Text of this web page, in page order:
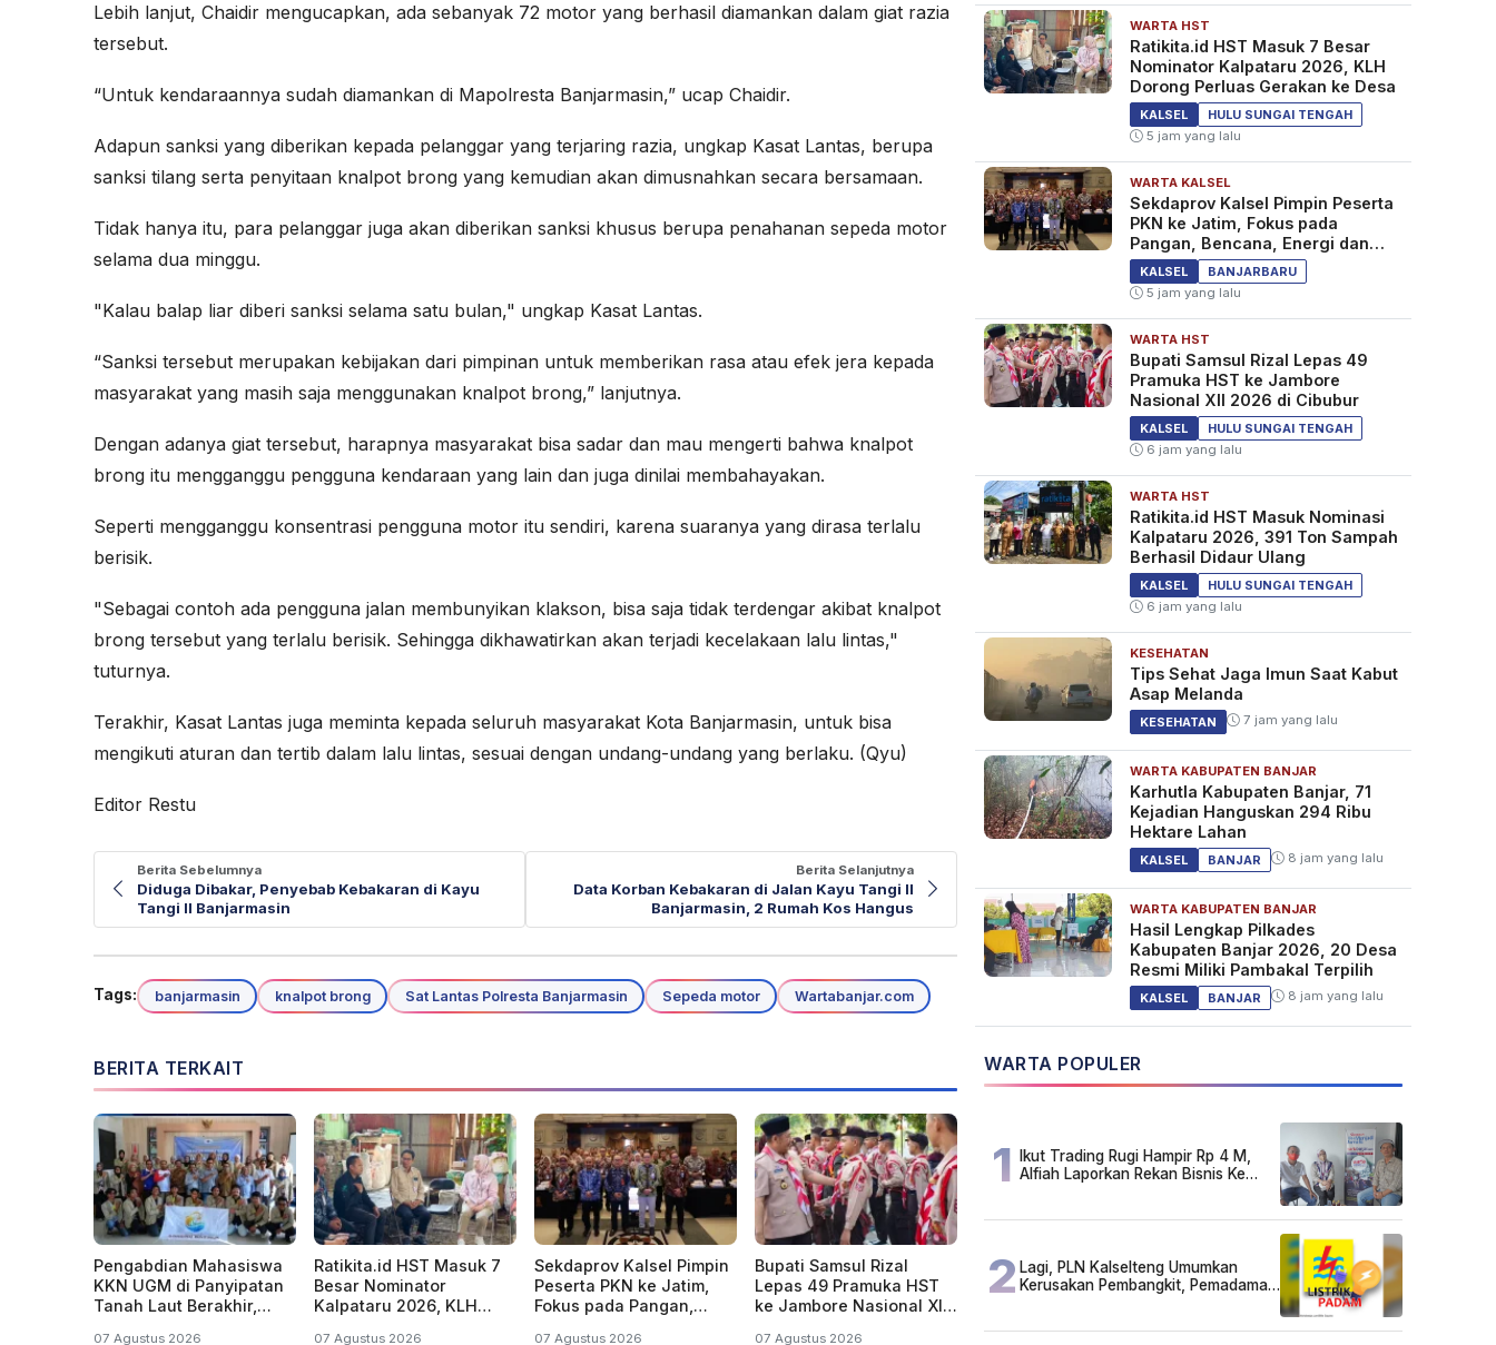
Lebih lanjut, Chaidir mengucapkan, ada sebanyak 72 motor yang berhasil diamankan dalam giat razia
tersebut.
“Untuk kendaraannya sudah diamankan di Mapolresta Banjarmasin,” ucap Chaidir.
Adapun sanksi yang diberikan kepada pelanggar yang terjaring razia, ungkap Kasat Lantas, berupa
sanksi tilang serta penyitaan knalpot brong yang kemudian akan dimusnahkan secara bersamaan.
Tidak hanya itu, para pelanggar juga akan diberikan sanksi khusus berupa penahanan sepeda motor
selama dua minggu.
"Kalau balap liar diberi sanksi selama satu bulan," ungkap Kasat Lantas.
“Sanksi tersebut merupakan kebijakan dari pimpinan untuk memberikan rasa atau efek jera kepada
masyarakat yang masih saja menggunakan knalpot brong,” lanjutnya.
Dengan adanya giat tersebut, harapnya masyarakat bisa sadar dan mau mengerti bahwa knalpot
brong itu mengganggu pengguna kendaraan yang lain dan juga dinilai membahayakan.
Seperti mengganggu konsentrasi pengguna motor itu sendiri, karena suaranya yang dirasa terlalu
berisik.
"Sebagai contoh ada pengguna jalan membunyikan klakson, bisa saja tidak terdengar akibat knalpot
brong tersebut yang terlalu berisik. Sehingga dikhawatirkan akan terjadi kecelakaan lalu lintas,"
tuturnya.
Terakhir, Kasat Lantas juga meminta kepada seluruh masyarakat Kota Banjarmasin, untuk bisa
mengikuti aturan dan tertib dalam lalu lintas, sesuai dengan undang-undang yang berlaku. (Qyu)
Editor Restu
Berita Sebelumnya
Diduga Dibakar, Penyebab Kebakaran di Kayu
Tangi II Banjarmasin
Berita Selanjutnya
Data Korban Kebakaran di Jalan Kayu Tangi II
Banjarmasin, 2 Rumah Kos Hangus
Tags: banjarmasin knalpot brong Sat Lantas Polresta Banjarmasin Sepeda motor Wartabanjar.com
BERITA TERKAIT
Pengabdian Mahasiswa
KKN UGM di Panyipatan
Tanah Laut Berakhir,
07 Agustus 2026
Ratikita.id HST Masuk 7
Besar Nominator
Kalpataru 2026, KLH
07 Agustus 2026
Sekdaprov Kalsel Pimpin
Peserta PKN ke Jatim,
Fokus pada Pangan,
07 Agustus 2026
Bupati Samsul Rizal
Lepas 49 Pramuka HST
ke Jambore Nasional XII
07 Agustus 2026
WARTA HST
Ratikita.id HST Masuk 7 Besar
Nominator Kalpataru 2026, KLH
Dorong Perluas Gerakan ke Desa
KALSEL
HULU SUNGAI TENGAH
5 jam yang lalu
WARTA KALSEL
Sekdaprov Kalsel Pimpin Peserta
PKN ke Jatim, Fokus pada
Pangan, Bencana, Energi dan
Ekonomi
KALSEL
BANJARBARU
5 jam yang lalu
WARTA HST
Bupati Samsul Rizal Lepas 49
Pramuka HST ke Jambore
Nasional XII 2026 di Cibubur
KALSEL
HULU SUNGAI TENGAH
6 jam yang lalu
WARTA HST
Ratikita.id HST Masuk Nominasi
Kalpataru 2026, 391 Ton Sampah
Berhasil Didaur Ulang
KALSEL
HULU SUNGAI TENGAH
6 jam yang lalu
KESEHATAN
Tips Sehat Jaga Imun Saat Kabut
Asap Melanda
KESEHATAN 7 jam yang lalu
WARTA KABUPATEN BANJAR
Karhutla Kabupaten Banjar, 71
Kejadian Hanguskan 294 Ribu
Hektare Lahan
KALSEL BANJAR 8 jam yang lalu
WARTA KABUPATEN BANJAR
Hasil Lengkap Pilkades
Kabupaten Banjar 2026, 20 Desa
Resmi Miliki Pambakal Terpilih
KALSEL BANJAR 8 jam yang lalu
WARTA POPULER
1 Ikut Trading Rugi Hampir Rp 4 M,
Alfiah Laporkan Rekan Bisnis Ke
2 Lagi, PLN Kalselteng Umumkan
Kerusakan Pembangkit, Pemadaman